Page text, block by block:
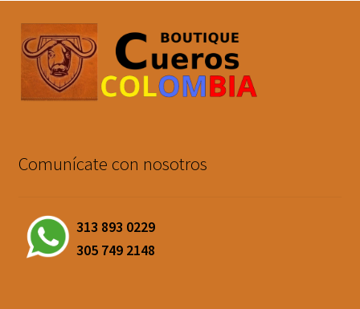
Comunícate con nosotros
313 893 0229
305 749 2148